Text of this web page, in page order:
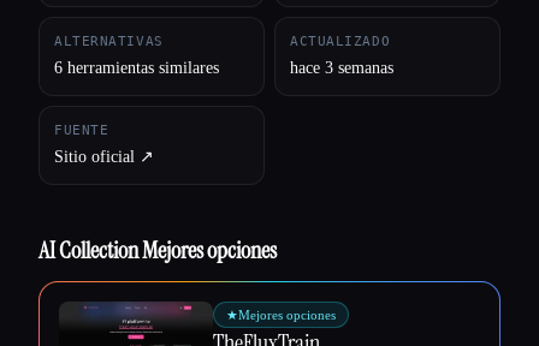
ALTERNATIVAS
6 herramientas similares
ACTUALIZADO
hace 3 semanas
FUENTE
Sitio oficial ↗︎
AI Collection Mejores opciones
★Mejores opciones